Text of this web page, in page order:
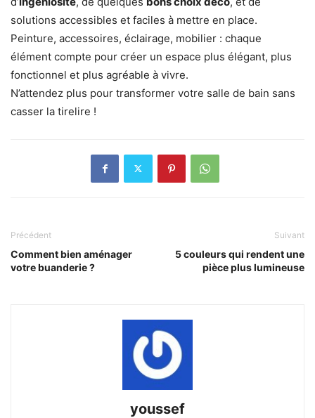
solutions accessibles et faciles à mettre en place.
Peinture, accessoires, éclairage, mobilier : chaque
élément compte pour créer un espace plus élégant, plus
fonctionnel et plus agréable à vivre.
N’attendez plus pour transformer votre salle de bain sans
casser la tirelire !
Précédent
Comment bien aménager
votre buanderie ?
Suivant
5 couleurs qui rendent une
pièce plus lumineuse
youssef